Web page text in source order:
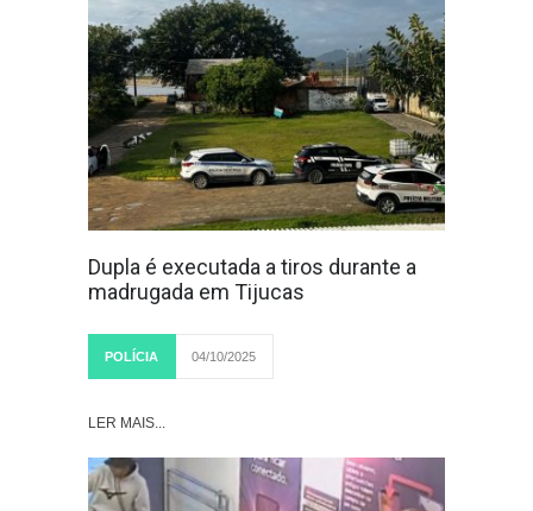
Dupla é executada a tiros durante a
madrugada em Tijucas
POLÍCIA 04/10/2025
LER MAIS...